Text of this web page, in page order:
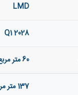
LMD
Q1 2028
60 متر مربع
137 متر مربع